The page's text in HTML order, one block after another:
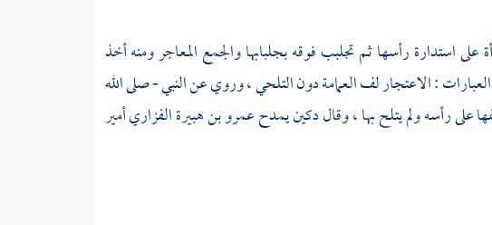
استدارة رأسها ثم تجلبب فوقه بجلبابها والجمع المعاجر ومنه أخذ
: الاعتجار لف العمامة دون التلحي ، وروي عن النبي - صلى الله
على رأسه ولم يتلح بها ، وقال دكين يمدحعمرو بن هبيرة الفزاريأمير